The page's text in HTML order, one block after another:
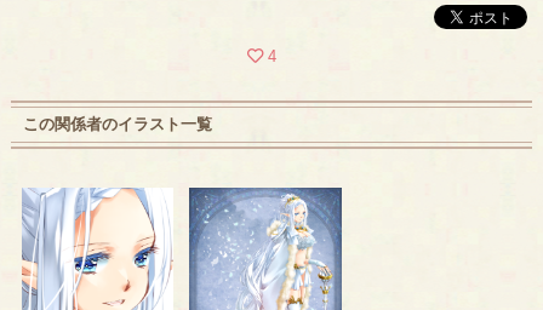
4
この関係者のイラスト一覧